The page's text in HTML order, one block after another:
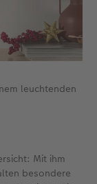
leuchtenden
Mit ihm
besondere